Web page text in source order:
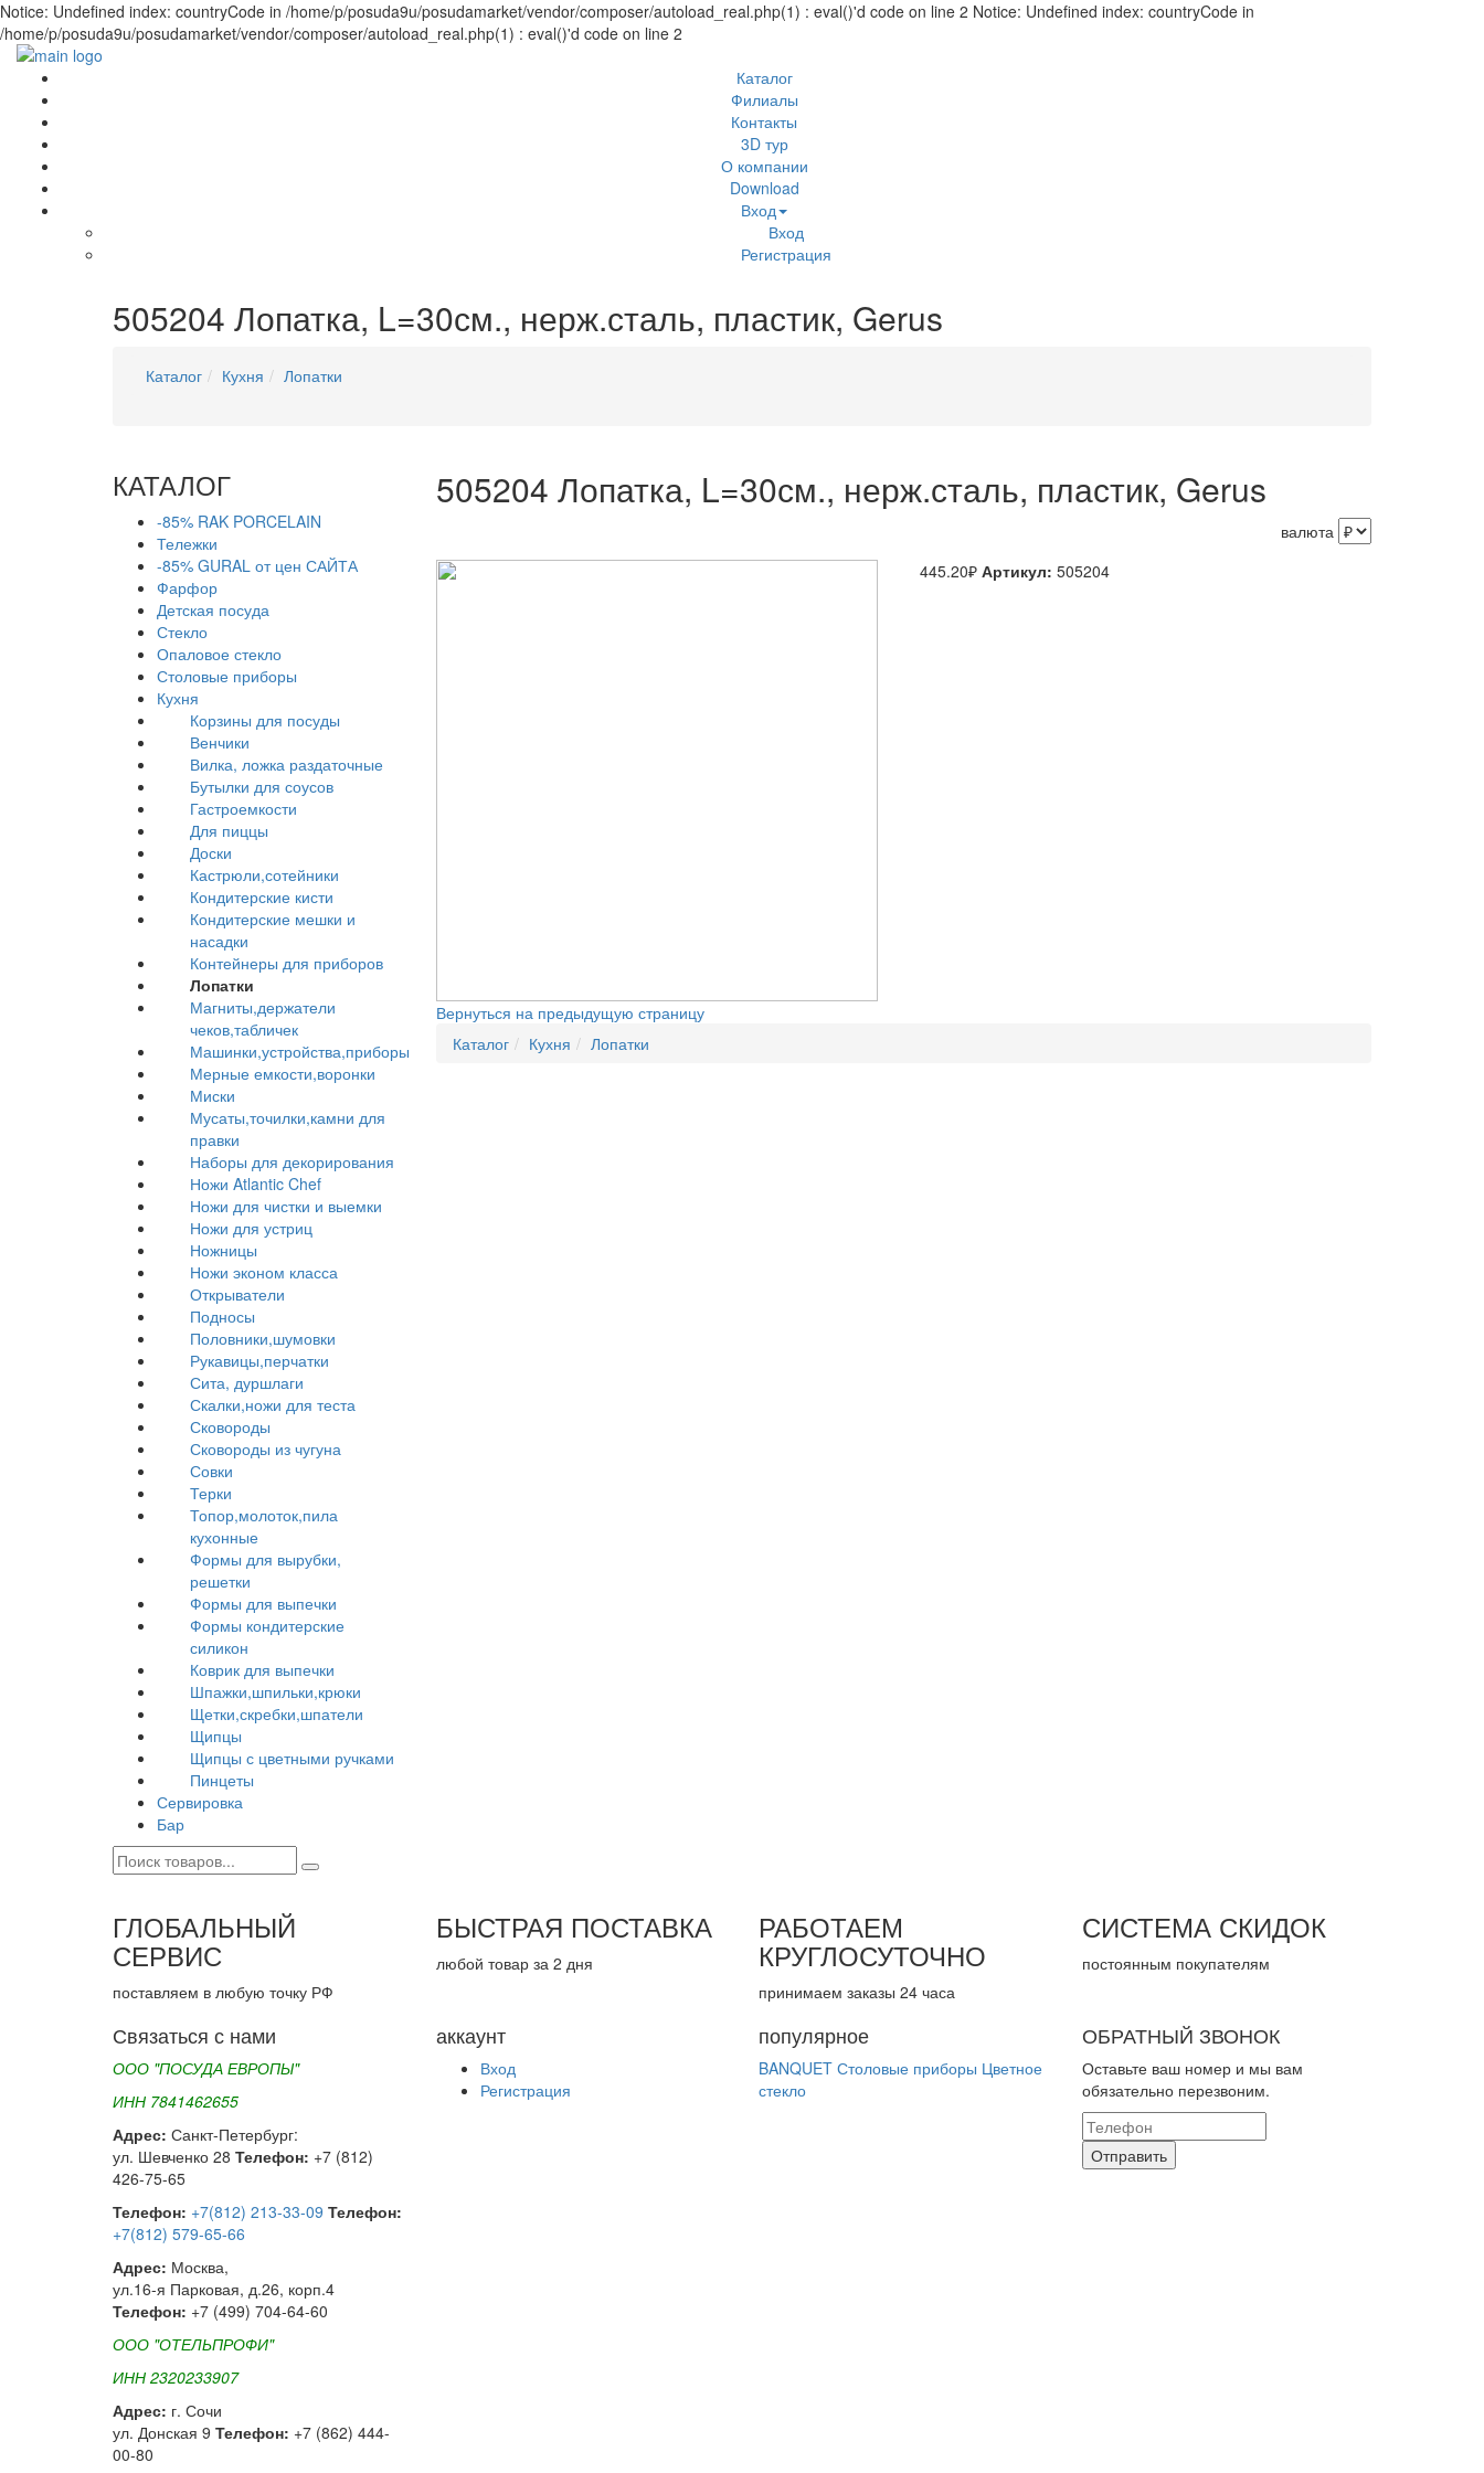
Notice: Undefined index: countryCode in /home/p/posuda9u/posudamarket/vendor/composer/autoload_real.php(1) : eval()'d code on line 2 Notice: Undefined index: countryCode in
/home/p/posuda9u/posudamarket/vendor/composer/autoload_real.php(1) : eval()'d code on line 2
Каталог
Филиалы
Контакты
3D тур
О компании
Download
Вход
Вход
Регистрация
505204 Лопатка, L=30см., нерж.сталь, пластик, Gerus
Каталог Кухня Лопатки
КАТАЛОГ
-85% RAK PORCELAIN
Тележки
-85% GURAL от цен САЙТА
Фарфор
Детская посуда
Стекло
Опаловое стекло
Столовые приборы
Кухня
Корзины для посуды
Венчики
Вилка, ложка раздаточные
Бутылки для соусов
Гастроемкости
Для пиццы
Доски
Кастрюли,сотейники
Кондитерские кисти
Кондитерские мешки и
насадки
Контейнеры для приборов
Лопатки
Магниты,держатели
чеков,табличек
Машинки,устройства,приборы
Мерные емкости,воронки
Миски
Мусаты,точилки,камни для
правки
Наборы для декорирования
Ножи Atlantic Chef
Ножи для чистки и выемки
Ножи для устриц
Ножницы
Ножи эконом класса
Открыватели
Подносы
Половники,шумовки
Рукавицы,перчатки
Сита, дуршлаги
Скалки,ножи для теста
Сковороды
Сковороды из чугуна
Совки
Терки
Топор,молоток,пила
кухонные
Формы для вырубки,
решетки
Формы для выпечки
Формы кондитерские
силикон
Коврик для выпечки
Шпажки,шпильки,крюки
Щетки,скребки,шпатели
Щипцы
Щипцы с цветными ручками
Пинцеты
Сервировка
Бар
505204 Лопатка, L=30см., нерж.сталь, пластик, Gerus
валюта
445.20₽Артикул: 505204
Вернуться на предыдущую страницу
Каталог
Кухня Лопатки
ГЛОБАЛЬНЫЙ
СЕРВИС
поставляем в любую точку РФ
БЫСТРАЯ ПОСТАВКА
любой товар за 2 дня
РАБОТАЕМ
КРУГЛОСУТОЧНО
принимаем заказы 24 часа
СИСТЕМА СКИДОК
постоянным покупателям
Связаться с нами
ООО "ПОСУДА ЕВРОПЫ"
ИНН 7841462655
Адрес: Санкт-Петербург:
ул. Шевченко 28 Телефон: +7 (812)
426-75-65
Телефон: +7(812) 213-33-09 Телефон:
+7(812) 579-65-66
Адрес: Москва,
ул.16-я Парковая, д.26, корп.4
Телефон: +7 (499) 704-64-60
ООО "ОТЕЛЬПРОФИ"
ИНН 2320233907
Адрес: г. Сочи
ул. Донская 9 Телефон: +7 (862) 444-
00-80
аккаунт
Вход
Регистрация
популярное
BANQUET Столовые приборы Цветное
стекло
ОБРАТНЫЙ ЗВОНОК
Оставьте ваш номер и мы вам
обязательно перезвоним.